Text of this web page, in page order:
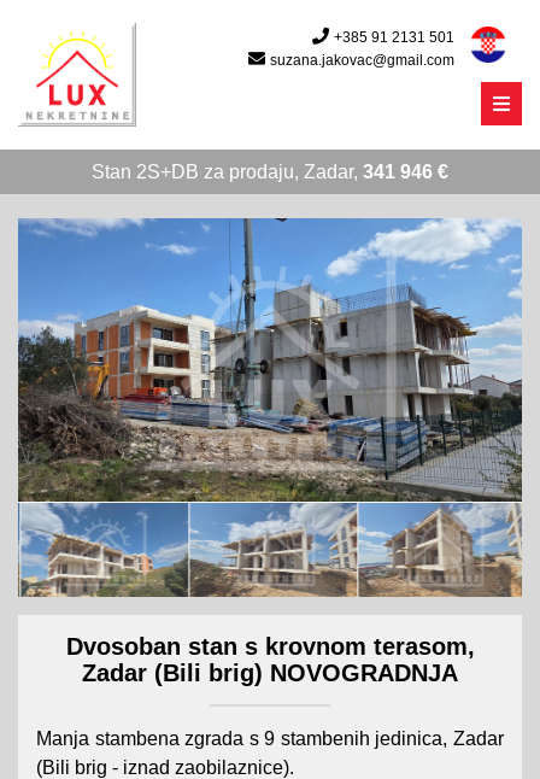
+385 91 2131 501
suzana.jakovac@gmail.com
Menu
Stan 2S+DB za prodaju, Zadar, 341 946 €
Dvosoban stan s krovnom terasom,
Zadar (Bili brig) NOVOGRADNJA
Manja stambena zgrada s 9 stambenih jedinica, Zadar
(Bili brig - iznad zaobilaznice).